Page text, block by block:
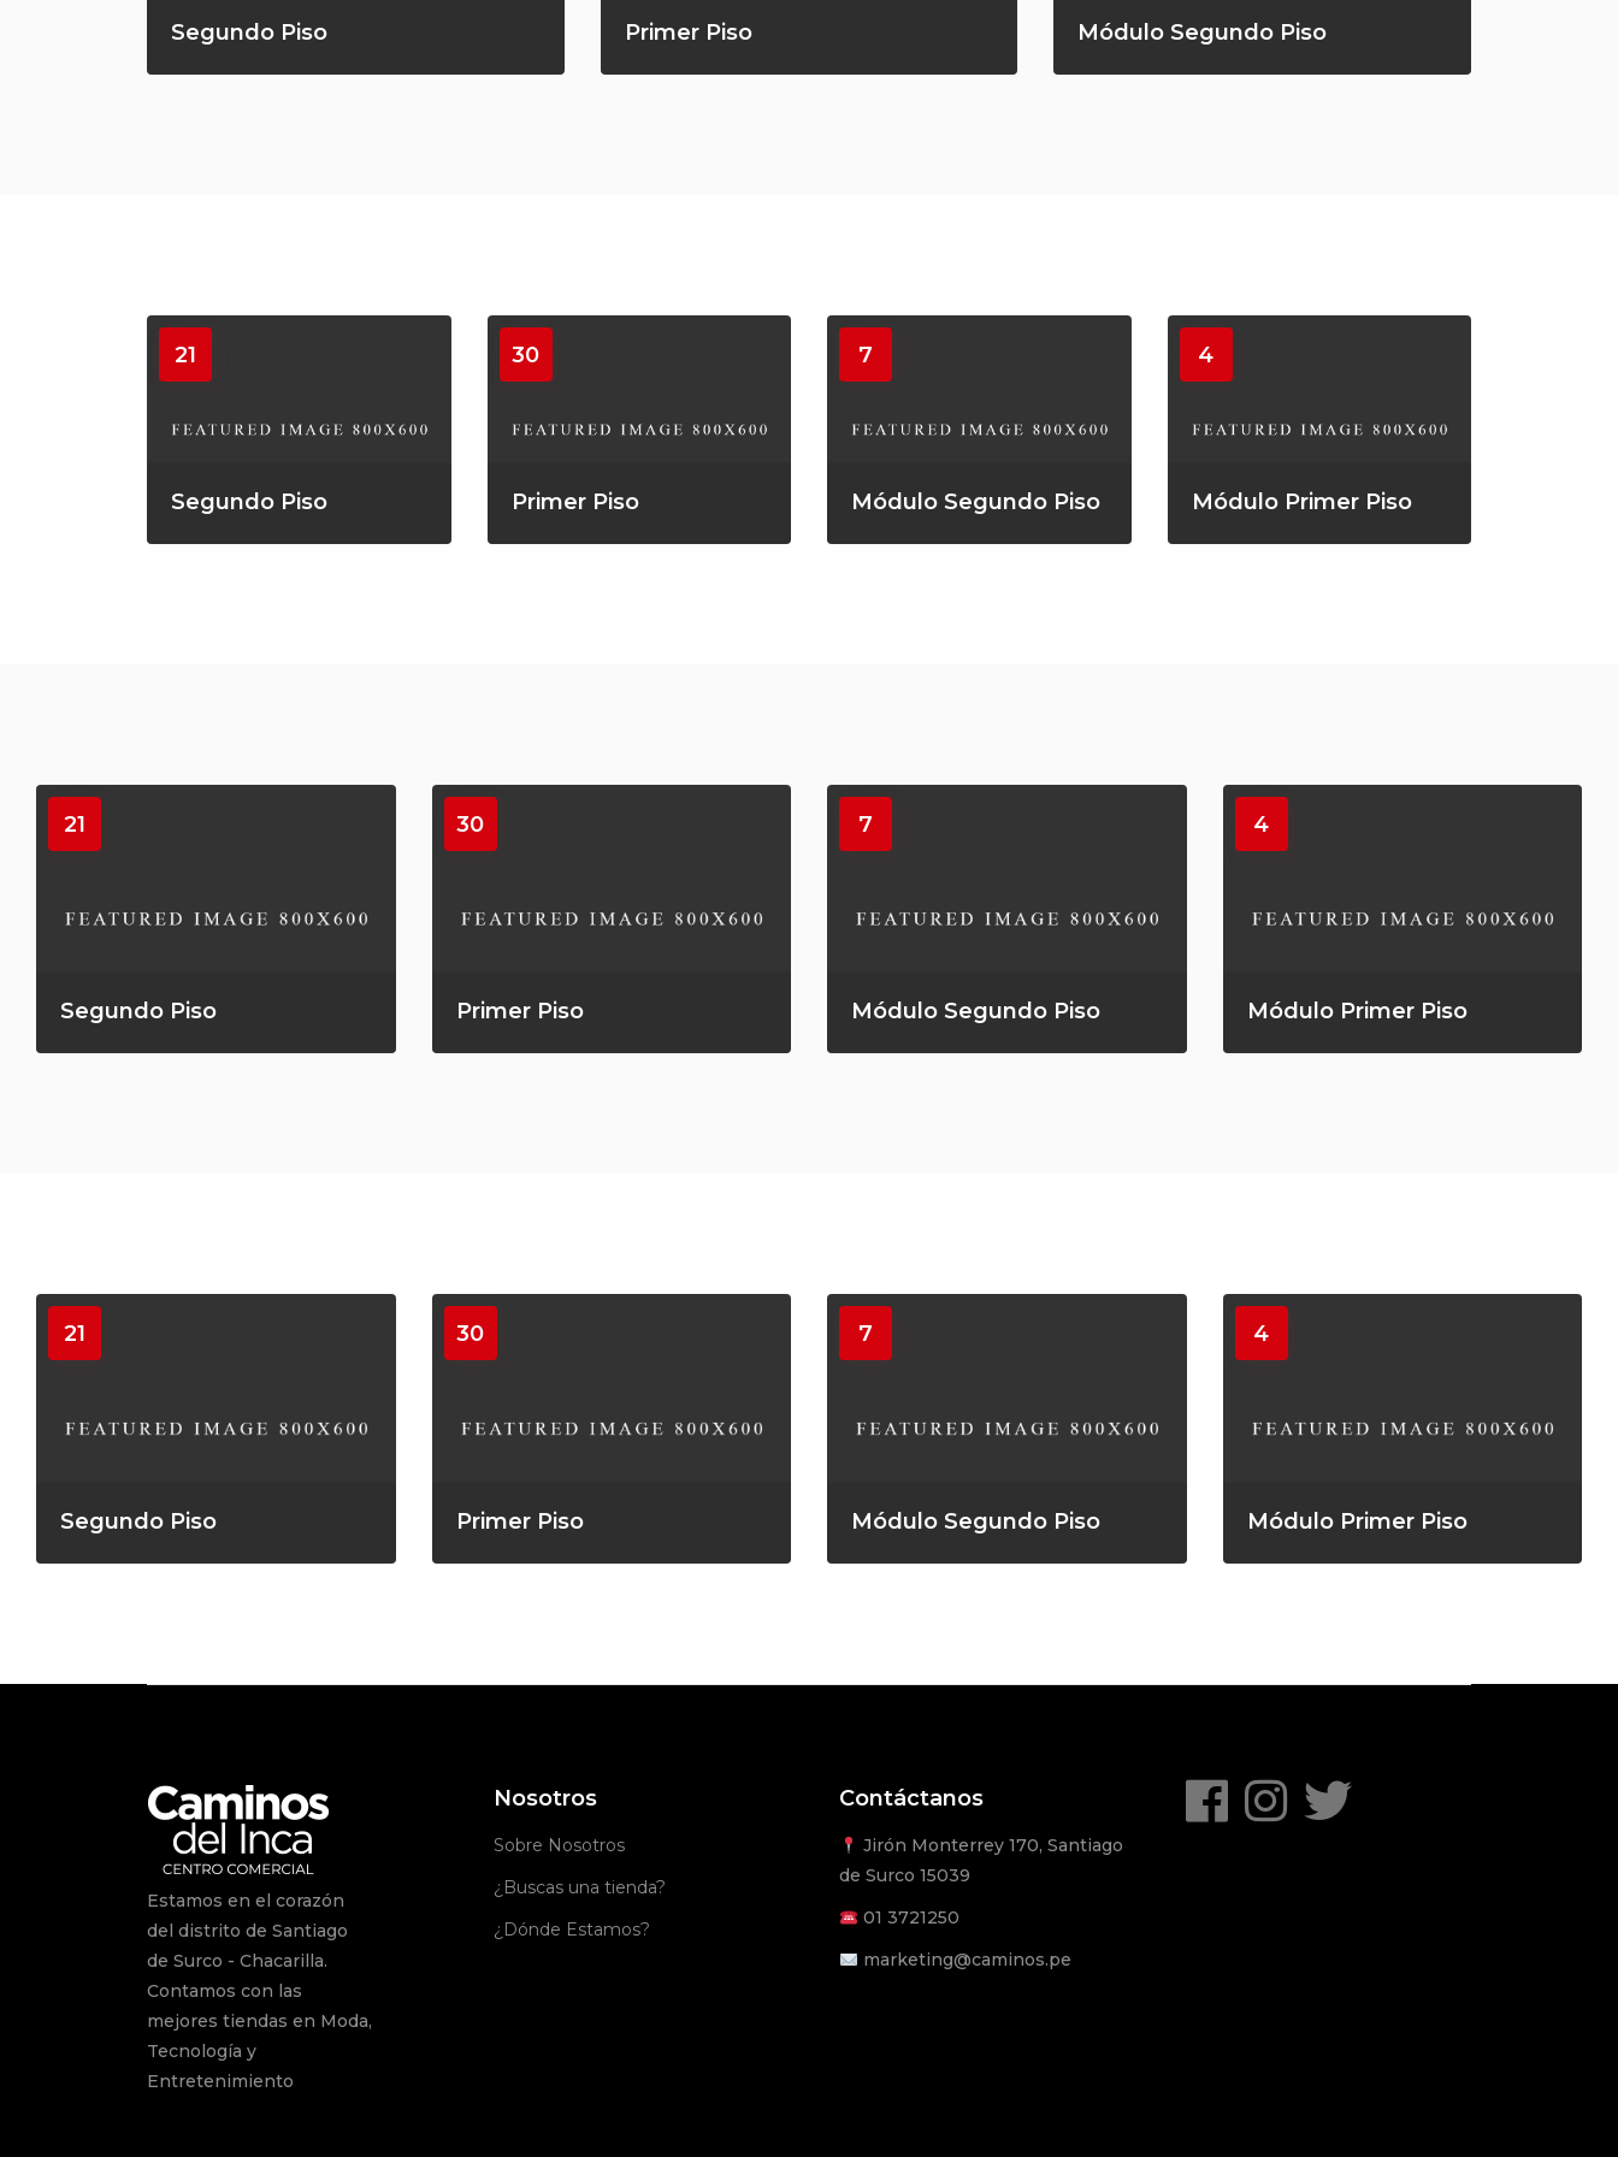
Segundo Piso Primer Piso Módulo Segundo Piso
21
Segundo Piso
30
Primer Piso
7
Módulo Segundo Piso
4
Módulo Primer Piso
21
Segundo Piso
30
Primer Piso
7
Módulo Segundo Piso
4
Módulo Primer Piso
21
Segundo Piso
30
Primer Piso
7
Módulo Segundo Piso
4
Módulo Primer Piso
Estamos en el corazón
del distrito de Santiago
de Surco - Chacarilla.
Contamos con las
mejores tiendas en Moda,
Tecnología y
Entretenimiento
Nosotros
Sobre Nosotros
¿Buscas una tienda?
¿Dónde Estamos?
Contáctanos
Jirón Monterrey 170, Santiago
de Surco 15039
01 3721250
marketing@caminos.pe